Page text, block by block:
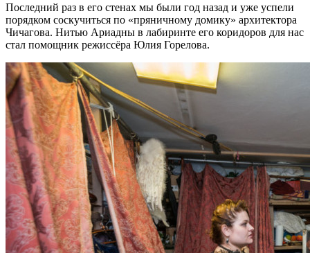
Последний раз в его стенах мы были год назад и уже успели
порядком соскучиться по «пряничному домику» архитектора
Чичагова. Нитью Ариадны в лабиринте его коридоров для нас
стал помощник режиссёра Юлия Горелова.